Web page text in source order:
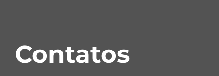
Contatos